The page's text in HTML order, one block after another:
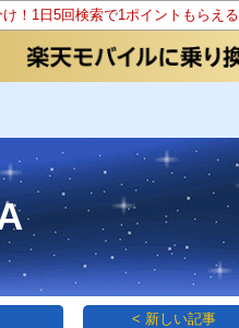
！1日5回検索で1ポイントもらえる
< 新しい記事